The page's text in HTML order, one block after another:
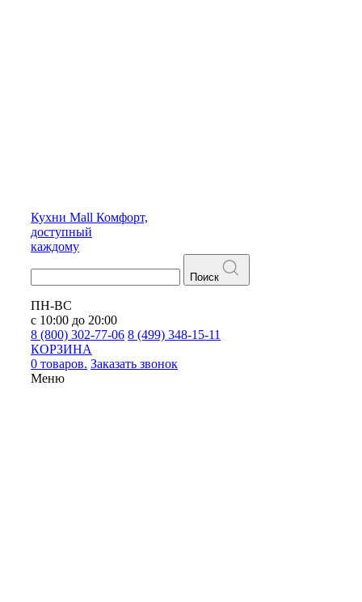
Кухни Mall Комфорт,
доступный
каждому
Поиск
ПН-ВС
с 10:00 до 20:00
8 (800) 302-77-06 8 (499) 348-15-11
КОРЗИНА
0 товаров. Заказать звонок
Меню